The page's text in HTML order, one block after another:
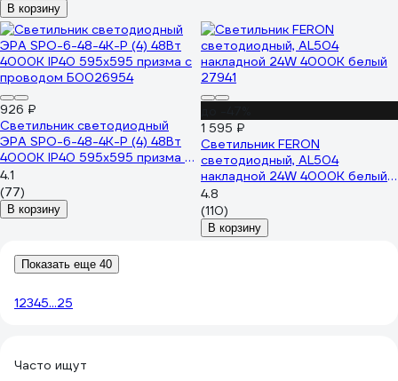
В корзину
926 ₽
Светильник светодиодный
ЭРА SPO-6-48-4K-P (4) 48Вт
4000К IP40 595х595 призма с
проводом Б0026954
4.1
(77)
В корзину
1 595 ₽
Светильник FERON
светодиодный, AL504
накладной 24W 4000K белый
27941
4.8
(110)
В корзину
Показать еще 40
12345...25
Часто ищут